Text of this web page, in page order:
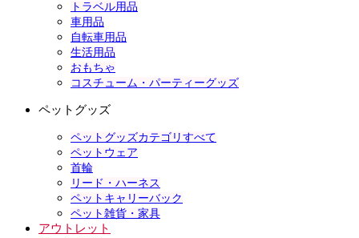
トラベル用品
車用品
自転車用品
生活用品
おもちゃ
コスチューム・パーティーグッズ
ペットグッズ
ペットグッズカテゴリすべて
ペットウェア
首輪
リード・ハーネス
ペットキャリーバック
ペット雑貨・家具
アウトレット